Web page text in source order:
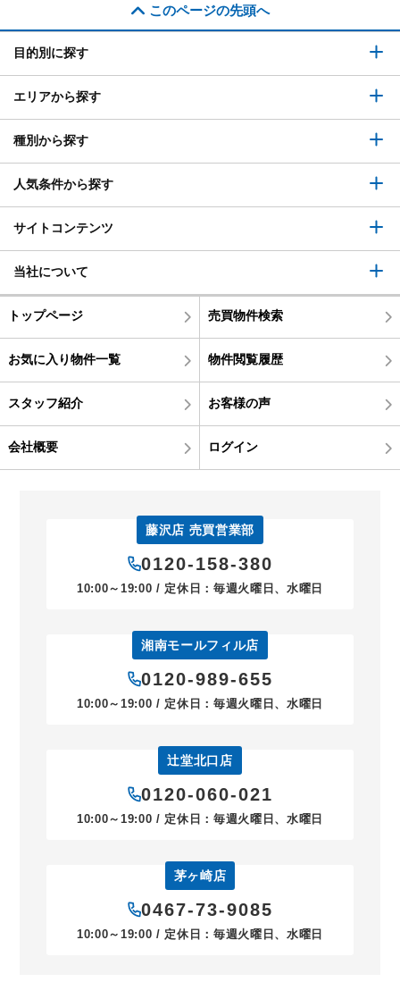
このページの先頭へ
目的別に探す
エリアから探す
種別から探す
人気条件から探す
サイトコンテンツ
当社について
トップページ 売買物件検索
お気に入り物件一覧 物件閲覧履歴
スタッフ紹介 お客様の声
会社概要 ログイン
藤沢店 売買営業部
0120-158-380
10:00～19:00 / 定休日：毎週火曜日、水曜日
湘南モールフィル店
0120-989-655
10:00～19:00 / 定休日：毎週火曜日、水曜日
辻堂北口店
0120-060-021
10:00～19:00 / 定休日：毎週火曜日、水曜日
茅ヶ崎店
0467-73-9085
10:00～19:00 / 定休日：毎週火曜日、水曜日